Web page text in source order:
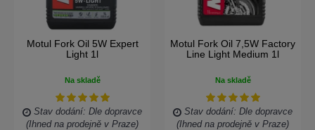
Motul Fork Oil 5W Expert
Light 1l
Na skladě
Stav dodání: Dle dopravce
(Ihned na prodejně v Praze)
Motul Fork Oil 7,5W Factory
Line Light Medium 1l
Na skladě
Stav dodání: Dle dopravce
(Ihned na prodejně v Praze)